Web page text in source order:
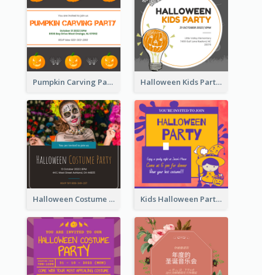
Pumpkin Carving Party Invitation Halloween Kids Party Invitation
Halloween Costume Party Invitation Kids Halloween Party Invitation